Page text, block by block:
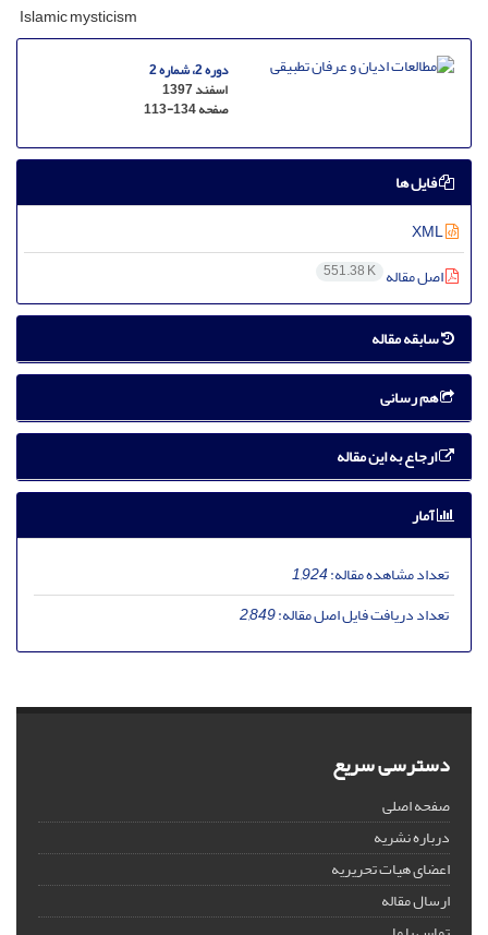
Islamic mysticism
دوره 2، شماره 2
اسفند 1397
صفحه113-134
فایل ها
اصل مقاله 551.38 K
سابقه مقاله
هم رسانی
ارجاع به این مقاله
آمار
تعداد مشاهده مقاله:1,924
تعداد دریافت فایل اصل مقاله:2,849
دسترسی سریع
صفحه اصلی
درباره نشریه
اعضای هیات تحریریه
ارسال مقاله